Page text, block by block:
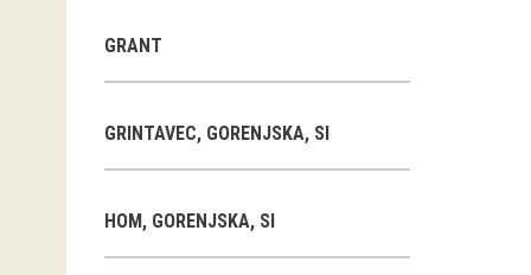
GRANT
GRINTAVEC, GORENJSKA, SI
HOM, GORENJSKA, SI